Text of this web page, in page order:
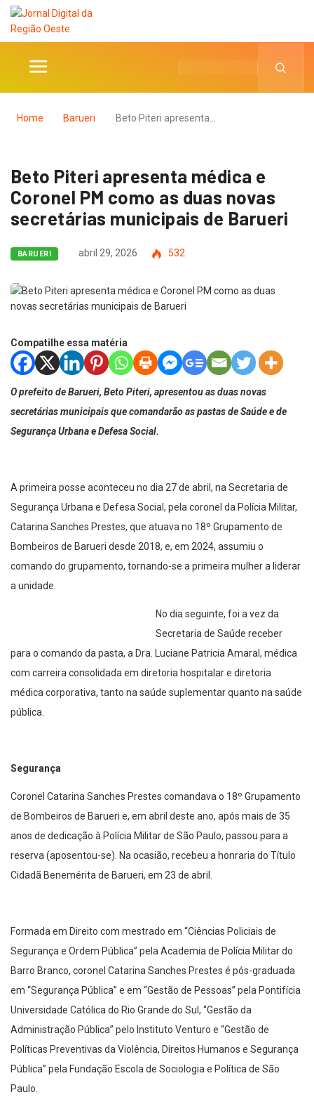
Home Barueri Beto Piteri apresenta…
Beto Piteri apresenta médica e
Coronel PM como as duas novas
secretárias municipais de Barueri
BARUERI abril 29, 2026 532
Compatilhe essa matéria
O prefeito de Barueri, Beto Piteri, apresentou as duas novas
secretárias municipais que comandarão as pastas de Saúde e de
Segurança Urbana e Defesa Social.
A primeira posse aconteceu no dia 27 de abril, na Secretaria de
Segurança Urbana e Defesa Social, pela coronel da Polícia Militar,
Catarina Sanches Prestes, que atuava no 18º Grupamento de
Bombeiros de Barueri desde 2018, e, em 2024, assumiu o
comando do grupamento, tornando-se a primeira mulher a liderar
a unidade.
No dia seguinte, foi a vez da
Secretaria de Saúde receber
para o comando da pasta, a Dra. Luciane Patricia Amaral, médica
com carreira consolidada em diretoria hospitalar e diretoria
médica corporativa, tanto na saúde suplementar quanto na saúde
pública.
Segurança
Coronel Catarina Sanches Prestes comandava o 18º Grupamento
de Bombeiros de Barueri e, em abril deste ano, após mais de 35
anos de dedicação à Polícia Militar de São Paulo, passou para a
reserva (aposentou-se). Na ocasião, recebeu a honraria do Título
Cidadã Benemérita de Barueri, em 23 de abril.
Formada em Direito com mestrado em “Ciências Policiais de
Segurança e Ordem Pública” pela Academia de Polícia Militar do
Barro Branco, coronel Catarina Sanches Prestes é pós-graduada
em “Segurança Pública” e em “Gestão de Pessoas” pela Pontifícia
Universidade Católica do Rio Grande do Sul, “Gestão da
Administração Pública” pelo Instituto Venturo e “Gestão de
Políticas Preventivas da Violência, Direitos Humanos e Segurança
Pública” pela Fundação Escola de Sociologia e Política de São
Paulo.